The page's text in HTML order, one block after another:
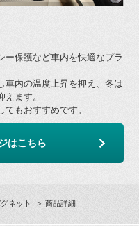
ー保護など車内を快適なプラ
車内の温度上昇を抑え、冬は
ます。
もおすすめです。
はこちら
ネット ＞ 商品詳細